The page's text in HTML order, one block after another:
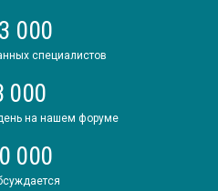
000
специалистов
000
на нашем форуме
000